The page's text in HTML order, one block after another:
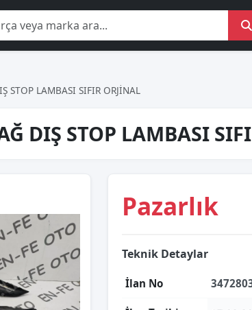
STOP LAMBASI SIFIR ORJİNAL
DIŞ STOP LAMBASI
Pazarlık
Teknik Detaylar
İlan No